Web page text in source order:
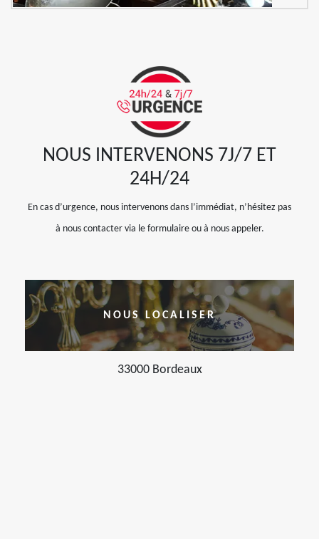
NOUS INTERVENONS 7J/7 ET
24H/24
En cas d’urgence, nous intervenons dans l’immédiat, n’hésitez pas
à nous contacter via le formulaire ou à nous appeler.
NOUS LOCALISER
33000 Bordeaux